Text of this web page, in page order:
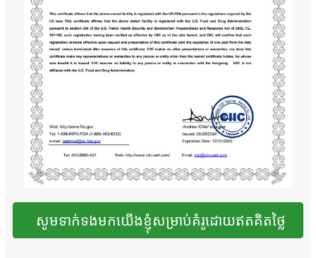
សូមទាក់ទងមកយើងខ្ញុំសម្រាប់គំរូដោយឥតគិតថ្លៃ